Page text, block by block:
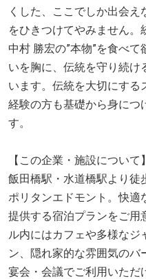
くした、ここでしか出会
をひきつけてやみません。
中村 勝宏の”本物”を食べ
いを胸に、伝統を守り続け
います。伝統を大切にする
経験の方も基礎から身につ
す。
【この企業・施設について】
飯田橋駅・水道橋駅より徒
ポリタンエドモント。快適
提供する宿泊プランをご用
ル内にはカフェや多様なジ
ン、隠れ家的な雰囲気のバ
宴会・会議でご利用いただ